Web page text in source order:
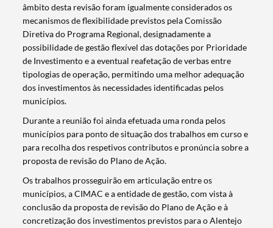
Categorias gerais
âmbito desta revisão foram igualmente considerados os
mecanismos de flexibilidade previstos pela Comissão
Diretiva do Programa Regional, designadamente a
possibilidade de gestão flexível das dotações por Prioridade
de Investimento e a eventual reafetação de verbas entre
tipologias de operação, permitindo uma melhor adequação
dos investimentos às necessidades identificadas pelos
municípios.
Durante a reunião foi ainda efetuada uma ronda pelos
municípios para ponto de situação dos trabalhos em curso e
para recolha dos respetivos contributos e pronúncia sobre a
proposta de revisão do Plano de Ação.
Os trabalhos prosseguirão em articulação entre os
municípios, a CIMAC e a entidade de gestão, com vista à
conclusão da proposta de revisão do Plano de Ação e à
concretização dos investimentos previstos para o Alentejo